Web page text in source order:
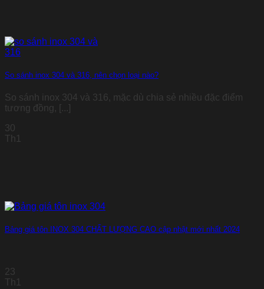
So sánh inox 304 và 316, nên chọn loại nào?
So sánh inox 304 và 316, mặc dù chia sẻ nhiều đặc điểm
tương đồng, [...]
30
Th1
Bảng giá tôn INOX 304 CHẤT LƯỢNG CAO cập nhật mới nhất 2024
23
Th1